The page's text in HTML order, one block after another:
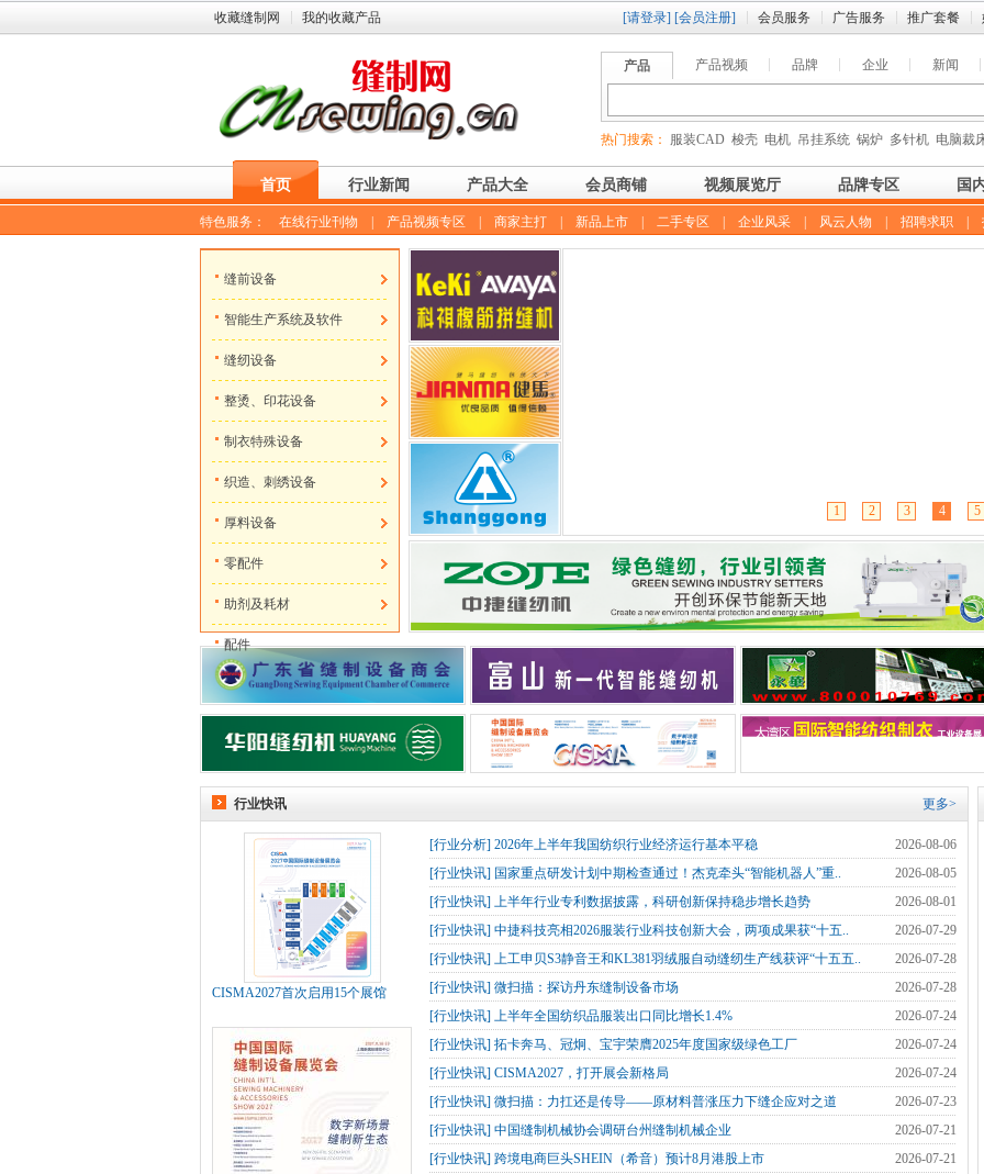
收藏缝制网 我的收藏产品 [请登录] [会员注册] 会员服务 广告服务 推广套餐
产品 产品视频 品牌 企业 新闻
热门搜索： 服装CAD 梭壳 电机 吊挂系统 锅炉 多针机 电脑裁
首页 行业新闻 产品大全 会员商铺 视频展览厅 品牌专区 国
特色服务： 在线行业刊物 产品视频专区 商家主打 新品上市 二手专区 企业风采 风云人物 招聘求职
缝前设备
智能生产系统及软件
缝纫设备
整烫、印花设备
制衣特殊设备
织造、刺绣设备
厚料设备
零配件
助剂及耗材
配件
1 2 3 4 5
更多>
行业快讯
CISMA2027首次启用15个展馆
2026-08-06
[行业分析] 2026年上半年我国纺织行业经济运行基本平稳
2026-08-05
[行业快讯] 国家重点研发计划中期检查通过！杰克牵头“智能机器人”重..
2026-08-01
[行业快讯] 上半年行业专利数据披露，科研创新保持稳步增长趋势
2026-07-29
[行业快讯] 中捷科技亮相2026服装行业科技创新大会，两项成果获“十五..
2026-07-28
[行业快讯] 上工申贝S3静音王和KL381羽绒服自动缝纫生产线获评“十五五..
2026-07-28
[行业快讯] 微扫描：探访丹东缝制设备市场
2026-07-24
[行业快讯] 上半年全国纺织品服装出口同比增长1.4%
2026-07-24
[行业快讯] 拓卡奔马、冠炯、宝宇荣膺2025年度国家级绿色工厂
2026-07-24
[行业快讯] CISMA2027，打开展会新格局
2026-07-23
[行业快讯] 微扫描：力扛还是传导——原材料普涨压力下缝企应对之道
2026-07-21
[行业快讯] 中国缝制机械协会调研台州缝制机械企业
2026-07-21
[行业快讯] 跨境电商巨头SHEIN（希音）预计8月港股上市